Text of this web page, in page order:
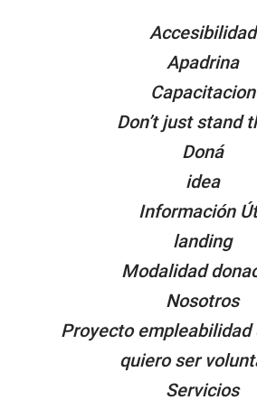
Accesibilidad
Apadrina
Capacitacion
Don’t just stand
Doná
idea
Información
landing
Modalidad
Nosotros
Proyecto empleabilidad
quiero ser
Servicios